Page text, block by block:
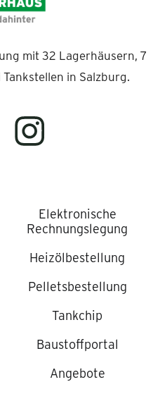
mit 32 Lagerhäusern, 7
in Salzburg.
Elektronische
Rechnungslegung
Heizölbestellung
Pelletsbestellung
Tankchip
Baustoffportal
Angebote